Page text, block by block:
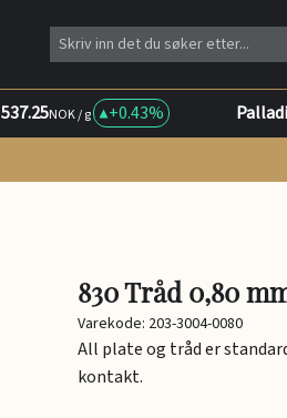
537.25NOK / g +0.43%
830 Tråd 0,80
Varekode: 203-3004-0080
All plate og tråd er
kontakt.